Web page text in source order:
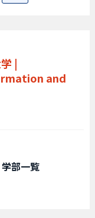
|
and
部一覧